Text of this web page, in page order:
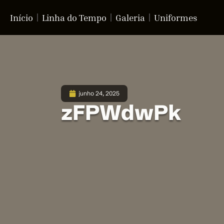
Início Linha do Tempo Galeria Uniformes
junho 24, 2025
zFPWdwPk